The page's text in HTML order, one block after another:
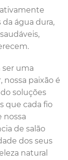
água dura,
ser uma
nossa paixão é
soluções
que cada fio
nossa
de salão
dos seus
natural